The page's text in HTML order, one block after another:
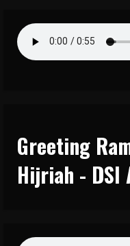
Greeting
Hijriah - DSI